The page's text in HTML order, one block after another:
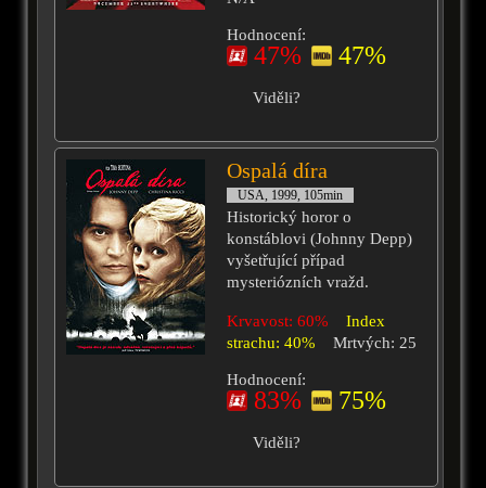
Hodnocení:
47% 47%
Viděli?
Ospalá díra
USA, 1999, 105min
Historický horor o
konstáblovi (Johnny Depp)
vyšetřující případ
mysteriózních vražd.
Krvavost: 60%
Index
strachu: 40%
Mrtvých: 25
Hodnocení:
83% 75%
Viděli?